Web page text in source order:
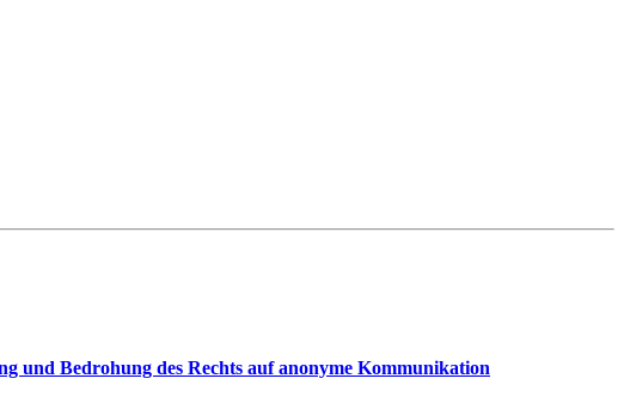
und Bedrohung des Rechts auf anonyme Kommunikation